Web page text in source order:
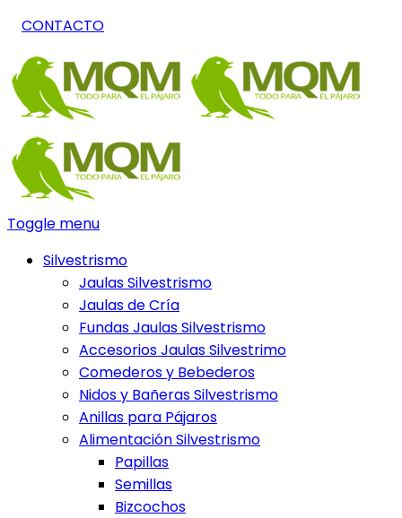
CONTACTO
Toggle menu
Silvestrismo
Jaulas Silvestrismo
Jaulas de Cría
Fundas Jaulas Silvestrismo
Accesorios Jaulas Silvestrimo
Comederos y Bebederos
Nidos y Bañeras Silvestrismo
Anillas para Pájaros
Alimentación Silvestrismo
Papillas
Semillas
Bizcochos